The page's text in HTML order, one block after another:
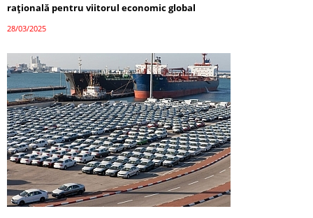
rațională pentru viitorul economic global
28/03/2025